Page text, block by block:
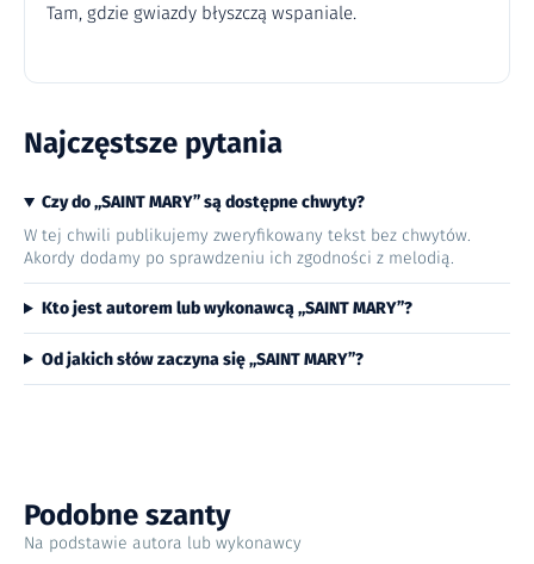
Tam, gdzie gwiazdy błyszczą wspaniale.
Najczęstsze pytania
Czy do „SAINT MARY” są dostępne chwyty?
W tej chwili publikujemy zweryfikowany tekst bez chwytów.
Akordy dodamy po sprawdzeniu ich zgodności z melodią.
Kto jest autorem lub wykonawcą „SAINT MARY”?
Od jakich słów zaczyna się „SAINT MARY”?
Podobne szanty
Na podstawie autora lub wykonawcy